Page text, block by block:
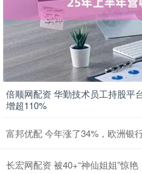
倍顺网配资 华勤技术员工持股平
增超110%
富邦优配 今年涨了34%，欧洲银
长宏网配资 被40+“神仙姐姐”惊